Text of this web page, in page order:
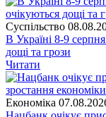
Суспiльство
В Україні 8-9
дощі та грози
Читати
Економіка